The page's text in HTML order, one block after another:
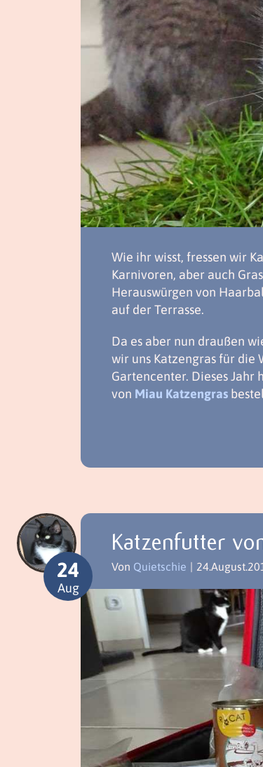
Wie ihr wisst, fressen wir
Karnivoren, aber auch
Herauswürgen von
auf der Terrasse.
Da es aber nun draußen
wir uns Katzengras für die
Gartencenter. Dieses Jahr
von Miau Katzengras
24
Aug
Katzenfutter
Von Quietschie